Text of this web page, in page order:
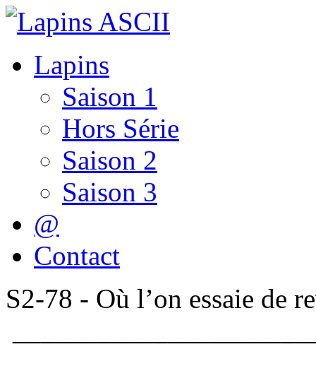
Lapins
Saison 1
Hors Série
Saison 2
Saison 3
@
Contact
S2-78 - Où l’on essaie de